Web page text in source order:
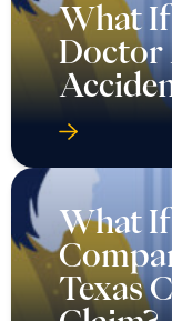
What If
Doctor
What
Texas